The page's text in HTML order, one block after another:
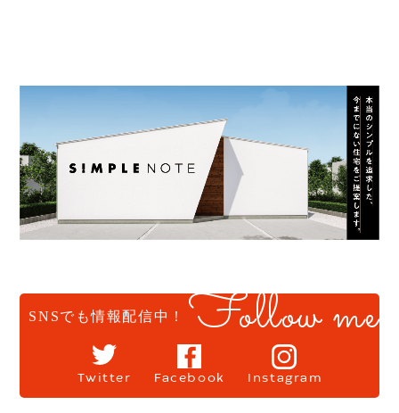
SNSでも情報配信中！ Follow me
Twitter Facebook Instagram